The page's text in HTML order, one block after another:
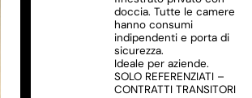
doccia. Tutte le camere
hanno consumi
indipendenti e porta di
sicurezza.
Ideale per aziende.
SOLO REFERENZIATI –
CONTRATTI TRANSITORI